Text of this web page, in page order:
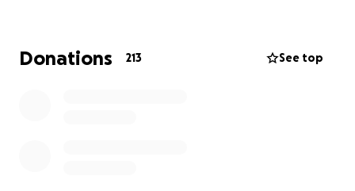
Quiero seguir jugando, sonriendo y cazando
estrellas, y tu ayuda puede cambiar mi historia.
Donations 213 See top